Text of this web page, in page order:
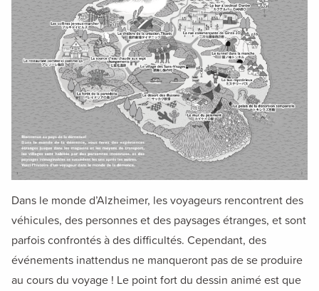
Dans le monde d’Alzheimer, les voyageurs rencontrent des
véhicules, des personnes et des paysages étranges, et sont
parfois confrontés à des difficultés. Cependant, des
événements inattendus ne manqueront pas de se produire
au cours du voyage ! Le point fort du dessin animé est que